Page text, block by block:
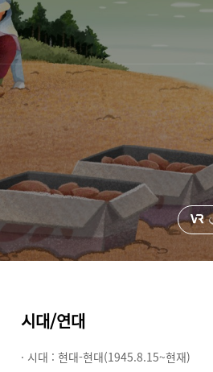
시대/연대
· 시대 : 현대-현대(1945.8.15~현재)